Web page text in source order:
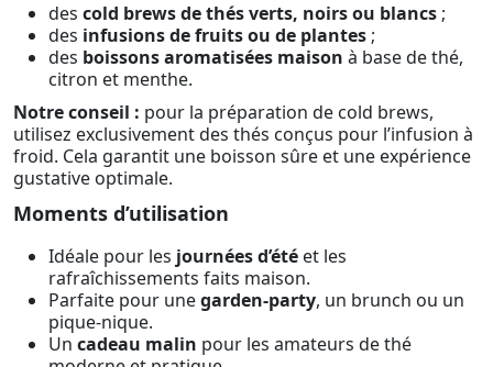
des cold brews de thés verts, noirs ou blancs ;
des infusions de fruits ou de plantes ;
des boissons aromatisées maison à base de thé,
citron et menthe.
Notre conseil : pour la préparation de cold brews,
utilisez exclusivement des thés conçus pour l’infusion à
froid. Cela garantit une boisson sûre et une expérience
gustative optimale.
Moments d’utilisation
Idéale pour les journées d’été et les
rafraîchissements faits maison.
Parfaite pour unegarden-party, un brunch ou un
pique-nique.
Un cadeau malin pour les amateurs de thé